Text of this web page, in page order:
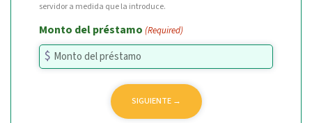
servidor a medida que la introduce.
Monto del préstamo (Required)